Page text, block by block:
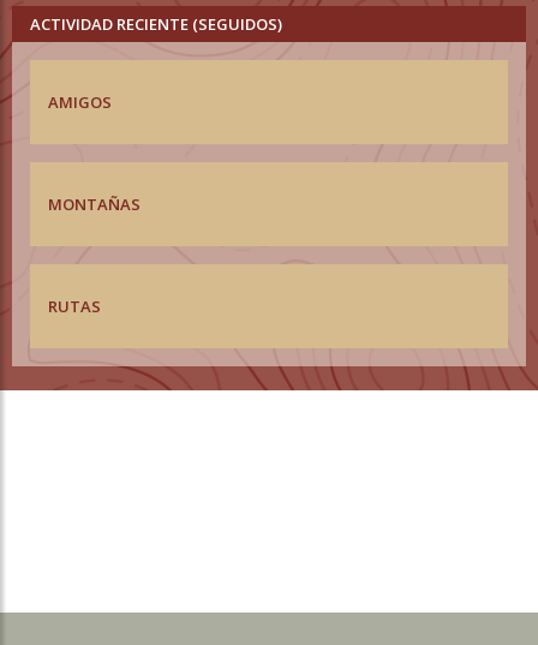
ACTIVIDAD RECIENTE (SEGUIDOS)
AMIGOS
MONTAÑAS
RUTAS